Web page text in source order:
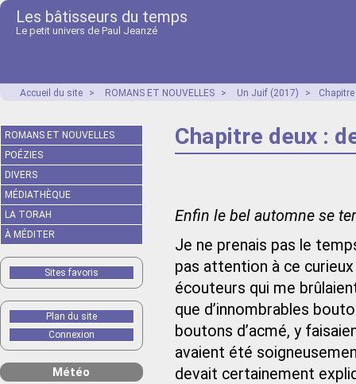
Les bâtisseurs du temps
Le petit univers de Paul Jeanzé
Accueil du site > ROMANS ET NOUVELLES > Un Juif (2017) >
Chapitre deux :
Enfin le bel automne se
Je ne prenais pas le
pas attention à ce
écouteurs qui me
que d’innombrables
boutons d’acmé, y
avaient été
devait certainement
ROMANS ET NOUVELLES
POÉZIES
DIVERS
MÉDIATHÈQUE
LA TORAH
À MÉDITER
Sites favoris
Plan du site
Connexion
Météo